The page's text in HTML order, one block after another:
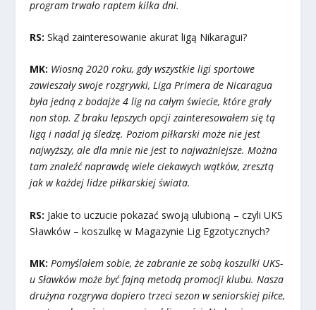
program trwało raptem kilka dni.
RS:Skąd zainteresowanie akurat ligą Nikaragui?
MK: Wiosną 2020 roku, gdy wszystkie ligi sportowe
zawieszały swoje rozgrywki, Liga Primera de Nicaragua
była jedną z bodajże 4 lig na całym świecie, które grały
non stop. Z braku lepszych opcji zainteresowałem się tą
ligą i nadal ją śledzę. Poziom piłkarski może nie jest
najwyższy, ale dla mnie nie jest to najważniejsze. Można
tam znaleźć naprawdę wiele ciekawych wątków, zresztą
jak w każdej lidze piłkarskiej świata.
RS: Jakie to uczucie pokazać swoją ulubioną – czyli UKS
Sławków – koszulkę w Magazynie Lig Egzotycznych?
MK:Pomyślałem sobie, że zabranie ze sobą koszulki UKS-
u Sławków może być fajną metodą promocji klubu. Nasza
drużyna rozgrywa dopiero trzeci sezon w seniorskiej piłce,